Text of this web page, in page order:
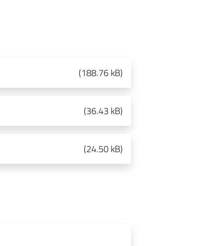
(188.76 kB)
(36.43 kB)
(24.50 kB)